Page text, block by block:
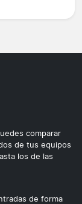
comparar
de tus equipos
los de las
de forma